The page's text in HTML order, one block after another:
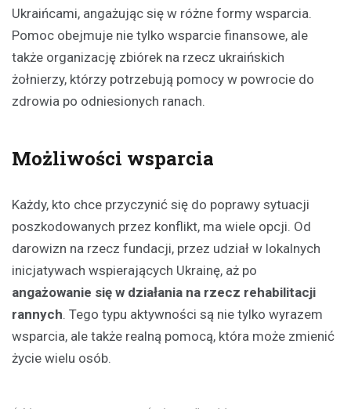
Ukraińcami, angażując się w różne formy wsparcia.
Pomoc obejmuje nie tylko wsparcie finansowe, ale
także organizację zbiórek na rzecz ukraińskich
żołnierzy, którzy potrzebują pomocy w powrocie do
zdrowia po odniesionych ranach.
Możliwości wsparcia
Każdy, kto chce przyczynić się do poprawy sytuacji
poszkodowanych przez konflikt, ma wiele opcji. Od
darowizn na rzecz fundacji, przez udział w lokalnych
inicjatywach wspierających Ukrainę, aż po
angażowanie się w działania na rzecz rehabilitacji
rannych. Tego typu aktywności są nie tylko wyrazem
wsparcia, ale także realną pomocą, która może zmienić
życie wielu osób.